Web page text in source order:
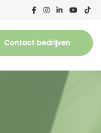
Contact bedrijven